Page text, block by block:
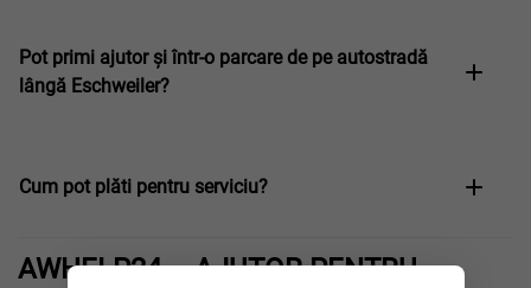
Pot primi ajutor și într-o parcare de pe autostradă
lângă Eschweiler?
Cum pot plăti pentru serviciu?
AWHELP24 – AJUTOR PENTRU